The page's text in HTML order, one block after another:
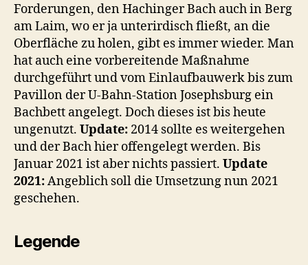
Forderungen, den Hachinger Bach auch in Berg
am Laim, wo er ja unterirdisch fließt, an die
Oberfläche zu holen, gibt es immer wieder. Man
hat auch eine vorbereitende Maßnahme
durchgeführt und vom Einlaufbauwerk bis zum
Pavillon der U-Bahn-Station Josephsburg ein
Bachbett angelegt. Doch dieses ist bis heute
ungenutzt. Update: 2014 sollte es weitergehen
und der Bach hier offengelegt werden. Bis
Januar 2021 ist aber nichts passiert. Update
2021:Angeblich soll die Umsetzung nun 2021
geschehen.
Legende